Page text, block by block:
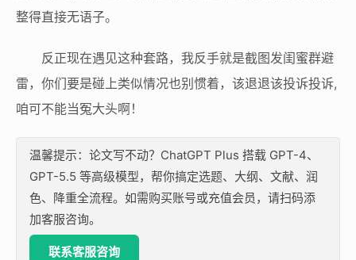
整得直接无语子。
反正现在遇见这种套路，我反手就是截图发闺蜜群避
雷，你们要是碰上类似情况也别惯着，该退退该投诉投诉,
咱可不能当冤大头啊！
温馨提示：论文写不动？ChatGPT Plus 搭载 GPT-4、
GPT-5.5 等高级模型，帮你搞定选题、大纲、文献、润
色、降重全流程。如需购买账号或充值会员，请扫码添
加客服咨询。
联系客服咨询